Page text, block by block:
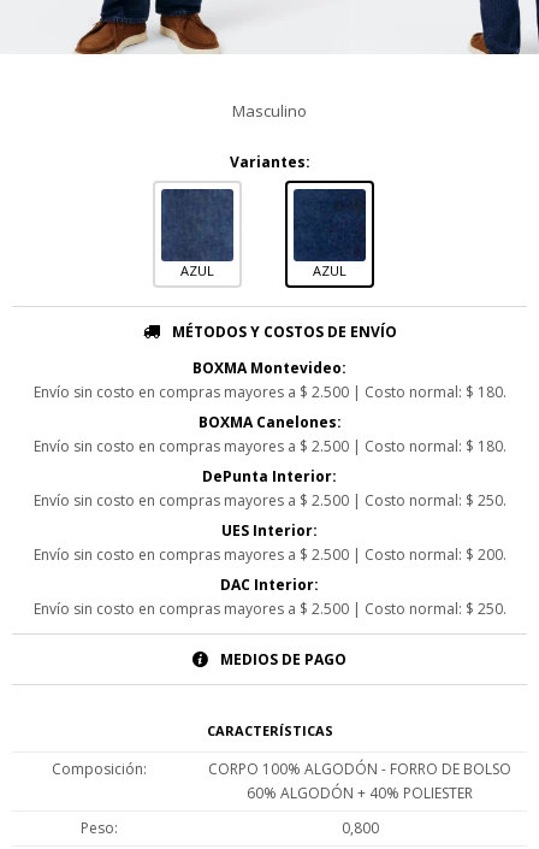
Masculino
Variantes:
AZUL AZUL
MÉTODOS Y COSTOS DE ENVÍO
BOXMA Montevideo:
Envío sin costo en compras mayores a $ 2.500 | Costo normal: $ 180.
BOXMA Canelones:
Envío sin costo en compras mayores a $ 2.500 | Costo normal: $ 180.
DePunta Interior:
Envío sin costo en compras mayores a $ 2.500 | Costo normal: $ 250.
UES Interior:
Envío sin costo en compras mayores a $ 2.500 | Costo normal: $ 200.
DAC Interior:
Envío sin costo en compras mayores a $ 2.500 | Costo normal: $ 250.
MEDIOS DE PAGO
CARACTERÍSTICAS
Composición
CORPO 100% ALGODÓN - FORRO DE BOLSO
60% ALGODÓN + 40% POLIESTER
Peso
0,800